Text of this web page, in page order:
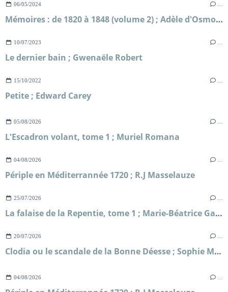
06/05/2024
Mémoires : de 1820 à 1848 (volume 2) ; Adèle d'Osmond comtesse de Boigne
10/07/2023
Le dernier bain ; Gwenaële Robert
15/10/2022
Petite ; Edward Carey
05/08/2026
L'Escadron volant, tome 1 ; Muriel Romana
04/08/2026
Périple en Méditerrannée 1720 ; R.J Masselauze
25/07/2026
La falaise de la Repentie, tome 1 ; Marie-Béatrice Gauvin
20/07/2026
Clodia ou le scandale de la Bonne Déesse ; Sophie Malick-Prunier
04/08/2026